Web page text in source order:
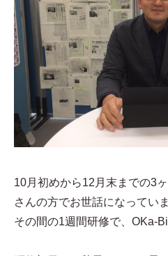
10月初めから12月末までの3
さんの方でお世話になっていま
その間の1週間研修で、OKa-